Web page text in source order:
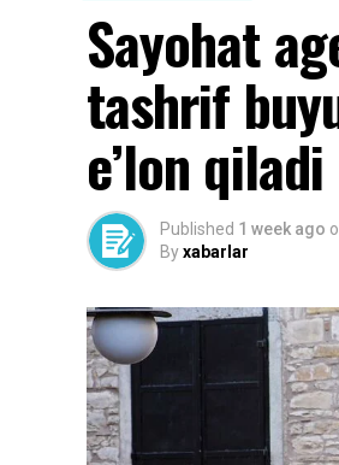
Sayohat
tashrif
e’lon
Published 1 week ago
Byxabarlar